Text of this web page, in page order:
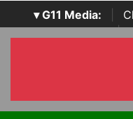
▾ G11 Media:
SecurityOpenLab |